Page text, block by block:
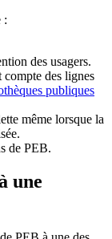
:
des usagers.
compte des lignes
publiques
même lorsque la
de PEB.
une